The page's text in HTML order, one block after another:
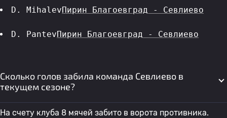
D. MihalevПирин Благоевград - Севлиево
D. PantevПирин Благоевград - Севлиево
Сколько голов забила команда Севлиево в
текущем сезоне?
На счету клуба 8 мячей забито в ворота противника.